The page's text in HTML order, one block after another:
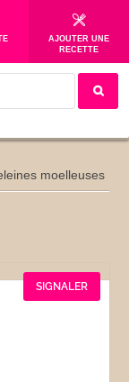
AJOUTER UNE
RECETTE
moelleuses
SIGNALER